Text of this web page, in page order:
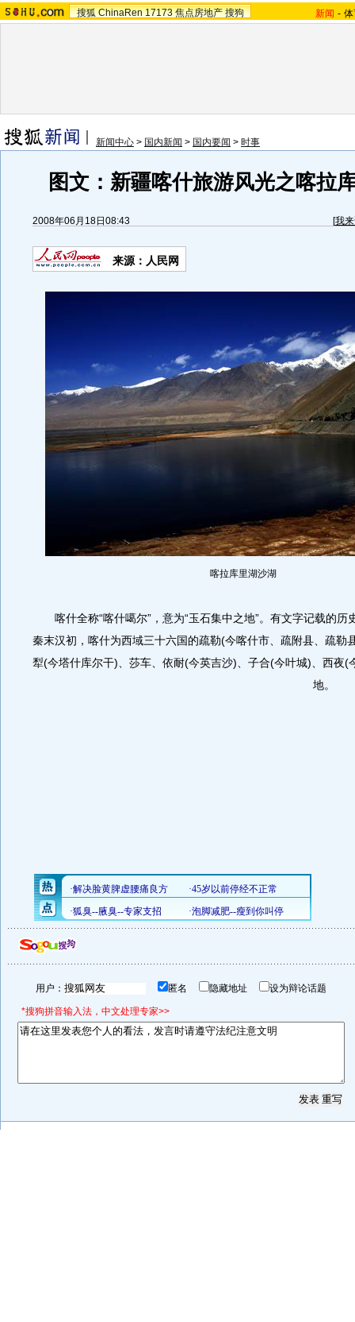
搜狐 ChinaRen 17173 焦点房地产 搜狗 新闻 -
新闻中心 > 国内新闻 > 国内要闻 > 时事
图文：新疆喀什旅游风光之喀拉
2008年06月18日08:43 [我
来源：人民网
喀拉库里湖沙湖
喀什全称“喀什噶尔”，意为“玉石集中之地”。有文字记载的历
秦末汉初，喀什为西域三十六国的疏勒(今喀什市、疏附县、疏勒
犁(今塔什库尔干)、莎车、依耐(今英吉沙)、子合(今叶城)、西夜(
地。
用户： 匿名 隐藏地址 设为辩论话题
*搜狗拼音输入法，中文处理专家>>